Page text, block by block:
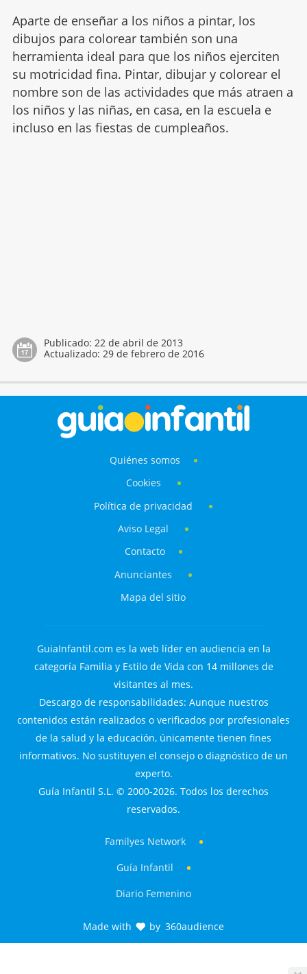
Aparte de enseñar a los niños a pintar, los
dibujos para colorear también son una
herramienta ideal para que los niños ejerciten
su motricidad fina. Pintar, dibujar y colorear el
nombre son de las actividades que más atraen a
los niños y las niñas, en casa, en la escuela e
incluso en las fiestas de cumpleaños.
Publicado: 22 de abril de 2013
Actualizado: 29 de febrero de 2016
Quiénes somos
Cookies
Política de privacidad
Aviso Legal
Contacto
Anunciantes
Mapa del sitio
GuiaInfantil.com es la web líder en audiencia en la
categoría Familia y Estilo de Vida con 14 millones de
visitantes al mes.
Descargo de responsabilidades: Aunque nuestros
contenidos están realizados o verificados por profesionales
de la salud y la educación, únicamente tienen fines
informativos. No sustituyen el consejo o diagnóstico de un
experto.
Guía Infantil S.L. © 2000-2026. Todos los derechos
reservados.
Familyes Network
Guía Infantil
Diario Femenino
Made with by 360audience